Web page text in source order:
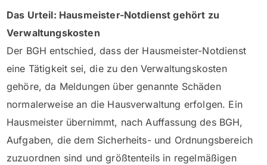
Das Urteil: Hausmeister-Notdienst gehört zu
Verwaltungskosten
Der BGH entschied, dass der Hausmeister-Notdienst
eine Tätigkeit sei, die zu den Verwaltungskosten
gehöre, da Meldungen über genannte Schäden
normalerweise an die Hausverwaltung erfolgen. Ein
Hausmeister übernimmt, nach Auffassung des BGH,
Aufgaben, die dem Sicherheits- und Ordnungsbereich
zuzuordnen sind und größtenteils in regelmäßigen